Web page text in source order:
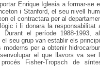
Enrique Iglesia a formar-se
i Stanford, el seu nivell
el contractara per al
i li donara la responsabilitat
el període 1988-1993,
seu grup van establir els
per a obtenir
el que llavors va ser
Fisher-Tropsch de